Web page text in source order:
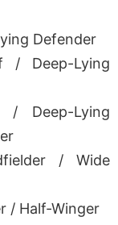
Defender
/ Deep-Lying
Deep-Lying
/ Wide
/ Half-Winger